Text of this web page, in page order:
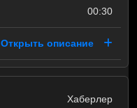
00:30
Открыть описание
Хаберлер